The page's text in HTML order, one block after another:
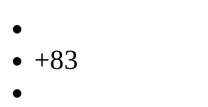
+83